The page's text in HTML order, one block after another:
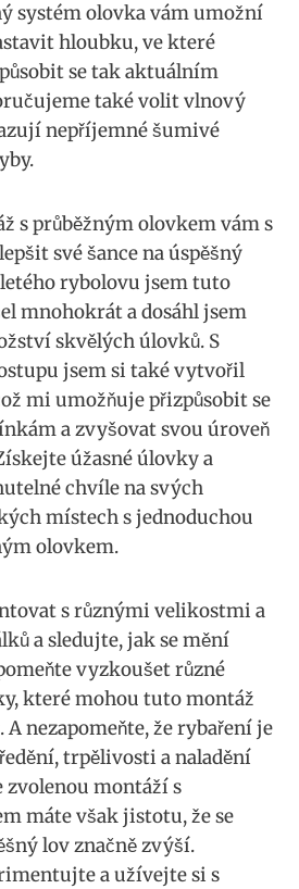
systém ⁤olovka vám umožní
hloubku, ve které⁢
se tak ⁣aktuálním
⁣také ‍volit vlnový
nepříjemné šumivé
⁣s průběžným olovkem vám s
své šance na úspěšný
rybolovu jsem tuto
mnohokrát a dosáhl ⁤jsem
skvělých ⁢úlovků. ‌S
jsem​ si ⁤také ⁤vytvořil
mi umožňuje přizpůsobit ‌se
a zvyšovat svou‌ úroveň
úžasné ⁣úlovky a
chvíle⁢ na⁣ svých
⁣místech ⁢s​ jednoduchou
olovkem.
s různými velikostmi a
a ‌sledujte, jak ‍se ⁢mění
vyzkoušet různé
které⁤ mohou tuto montáž
nezapomeňte, ⁢že rybaření je
trpělivosti⁤ a naladění
⁣zvolenou montáží s
máte však jistotu, že se
‍lov značně zvýší.
a⁢ užívejte⁣ si​ s